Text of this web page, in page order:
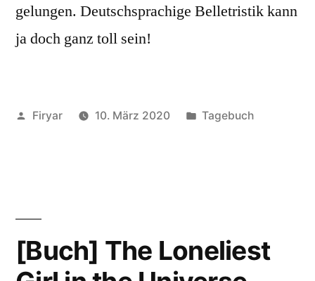
gelungen. Deutschsprachige Belletristik kann
ja doch ganz toll sein!
Veröffentlicht
Firyar 10. März 2020
Veröffentlicht
Tagebuch
[Buch] The Loneliest